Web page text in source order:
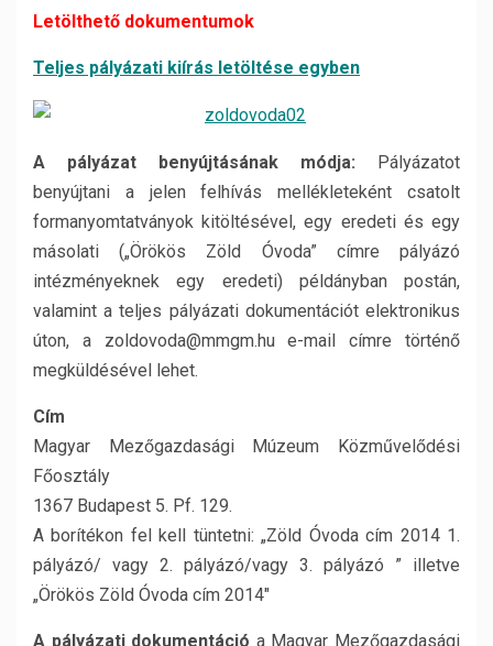
Letölthető dokumentumok
Teljes pályázati kiírás letöltése egyben
A pályázat benyújtásának módja: Pályázatot
benyújtani a jelen felhívás mellékleteként csatolt
formanyomtatványok kitöltésével, egy eredeti és egy
másolati („Örökös Zöld Óvoda” címre pályázó
intézményeknek egy eredeti) példányban postán,
valamint a teljes pályázati dokumentációt elektronikus
úton, a zoldovoda@mmgm.hu e-mail címre történő
megküldésével lehet.
Cím
Magyar Mezőgazdasági Múzeum Közművelődési
Főosztály
1367 Budapest 5. Pf. 129.
A borítékon fel kell tüntetni: „Zöld Óvoda cím 2014 1.
pályázó/ vagy 2. pályázó/vagy 3. pályázó ” illetve
„Örökös Zöld Óvoda cím 2014″
A pályázati dokumentáció a Magyar Mezőgazdasági